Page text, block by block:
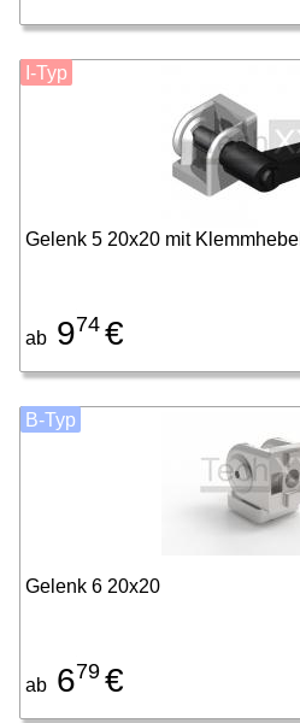
Gelenk 5 20x20 mit Klemmhebel
ab 974 €
I-Typ
Gelenk 6 20x20
ab 679 €
B-Typ